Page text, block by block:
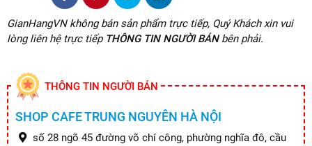
GianHangVN không bán sản phẩm trực tiếp, Quý Khách xin vui
lòng liên hệ trực tiếp THÔNG TIN NGƯỜI BÁNbên phải.
THÔNG TIN NGƯỜI BÁN
SHOP CAFE TRUNG NGUYÊN HÀ NỘI
số 28 ngõ 45 đường võ chí công, phường nghĩa đô, cầu